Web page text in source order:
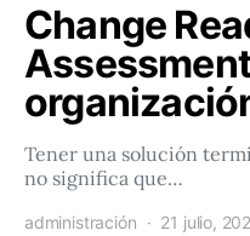
Change
Tener una solución
no significa que…
administración 21 julio,